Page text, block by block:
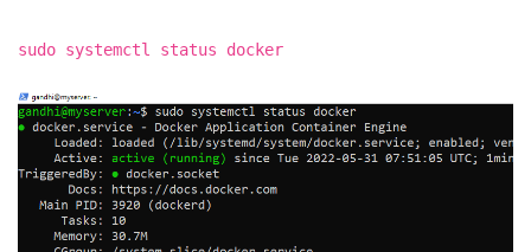
sudo systemctl status docker